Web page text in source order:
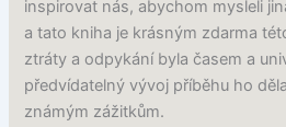
inspirovat nás, abychom mysleli
a tato kniha je krásným zdarma
ztráty a odpykání byla časem a
předvídatelný vývoj příběhu ho
známým zážitkům.